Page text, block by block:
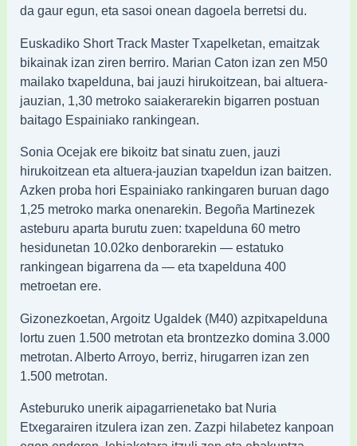
da gaur egun, eta sasoi onean dagoela berretsi du.
Euskadiko Short Track Master Txapelketan, emaitzak
bikainak izan ziren berriro. Marian Caton izan zen M50
mailako txapelduna, bai jauzi hirukoitzean, bai altuera-
jauzian, 1,30 metroko saiakerarekin bigarren postuan
baitago Espainiako rankingean.
Sonia Ocejak ere bikoitz bat sinatu zuen, jauzi
hirukoitzean eta altuera-jauzian txapeldun izan baitzen.
Azken proba hori Espainiako rankingaren buruan dago
1,25 metroko marka onenarekin. Begoña Martinezek
asteburu aparta burutu zuen: txapelduna 60 metro
hesidunetan 10.02ko denborarekin — estatuko
rankingean bigarrena da — eta txapelduna 400
metroetan ere.
Gizonezkoetan, Argoitz Ugaldek (M40) azpitxapelduna
lortu zuen 1.500 metrotan eta brontzezko domina 3.000
metrotan. Alberto Arroyo, berriz, hirugarren izan zen
1.500 metrotan.
Asteburuko unerik aipagarrienetako bat Nuria
Etxegarairen itzulera izan zen. Zazpi hilabetez kanpoan